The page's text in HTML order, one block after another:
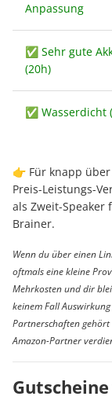
Anpassung
✅ Sehr gute
(20h)
✅ Wasserdicht
👉 Für knapp
Preis-Leistungs-
als Zweit-Speaker
Brainer.
Wenn du über einen
oftmals eine kleine
Mehrkosten und dir
keinem Fall
Partnerschaften
Amazon-Partner